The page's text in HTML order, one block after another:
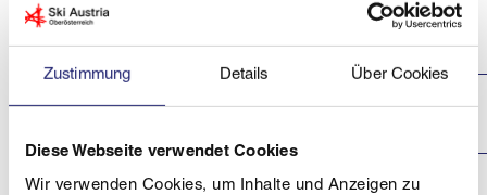
Zustimmung Details Über Cookies
Diese Webseite verwendet Cookies
Wir verwenden Cookies, um Inhalte und Anzeigen zu
27.02.2026
Walde
St.Georgen
am Walde
OÖ Snowboardtour
OÖ Snowboardtour